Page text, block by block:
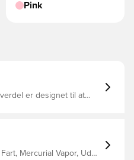
Pink
er designet til at
lette plade giver
retningsskift.
Mercurial Vapor, Uden